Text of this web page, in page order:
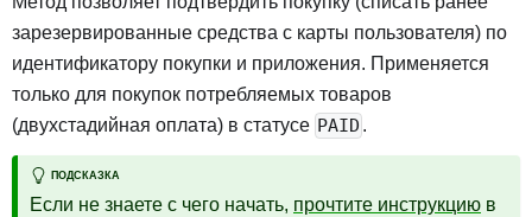
зарезервированные средства с карты пользователя) по
идентификатору покупки и приложения. Применяется
только для покупок потребляемых товаров
(двухстадийная оплата) в статусе PAID .
ПОДСКАЗКА
Если не знаете с чего начать, прочтите инструкцию в